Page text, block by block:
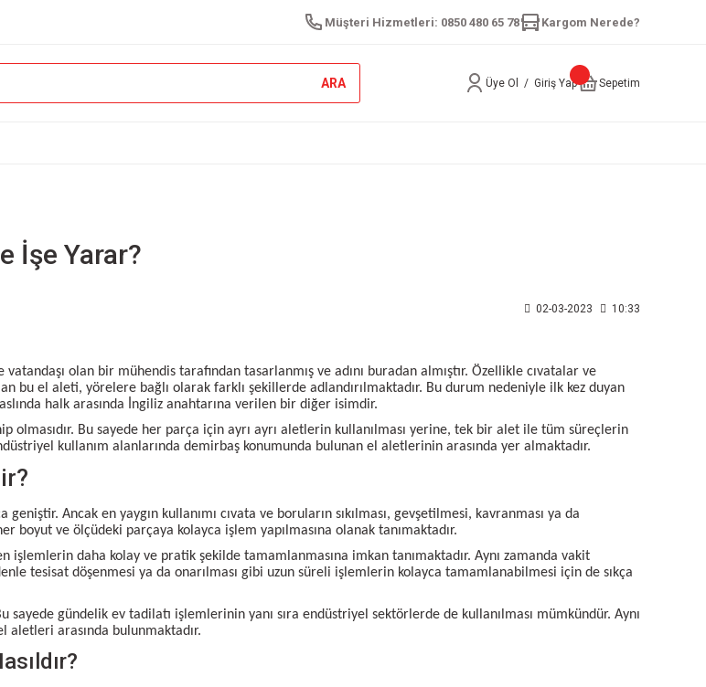
Müşteri Hizmetleri: 0850 480 65 78 Kargom Nerede?
ARA Üye Ol / Giriş Yap Sepetim
İşe Yarar?
02-03-2023 10:33
olan bir mühendis tarafından tasarlanmış ve adını buradan almıştır. Özellikle cıvatalar ve
el aleti, yörelere bağlı olarak farklı şekillerde adlandırılmaktadır. Bu durum nedeniyle ilk kez duyan
halk arasında İngiliz anahtarına verilen bir diğer isimdir.
olmasıdır. Bu sayede her parça için ayrı ayrı aletlerin kullanılması yerine, tek bir alet ile tüm süreçlerin
kullanım alanlarında demirbaş konumunda bulunan el aletlerinin arasında yer almaktadır.
Ancak en yaygın kullanımı cıvata ve boruların sıkılması, gevşetilmesi, kavranması ya da
boyut ve ölçüdeki parçaya kolayca işlem yapılmasına olanak tanımaktadır.
daha kolay ve pratik şekilde tamamlanmasına imkan tanımaktadır. Aynı zamanda vakit
tesisat döşenmesi ya da onarılması gibi uzun süreli işlemlerin kolayca tamamlanabilmesi için de sıkça
gündelik ev tadilatı işlemlerinin yanı sıra endüstriyel sektörlerde de kullanılması mümkündür. Aynı
aletleri arasında bulunmaktadır.